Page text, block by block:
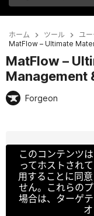
ホーム ツール
ユー
MatFlow – Ultimate
MatFlow –
Management
Forgeon
このコンテンツ
ってホストされ
用することに同
せん。これらの
場合は、ターゲ